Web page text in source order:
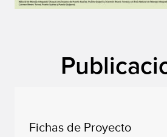
Fichas de Proyecto